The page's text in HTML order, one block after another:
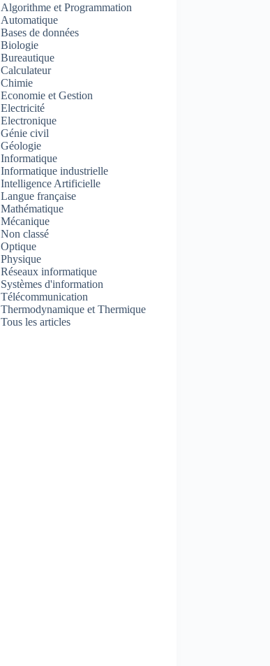
Algorithme et Programmation
Automatique
Bases de données
Biologie
Bureautique
Calculateur
Chimie
Economie et Gestion
Electricité
Electronique
Génie civil
Géologie
Informatique
Informatique industrielle
Intelligence Artificielle
Langue française
Mathématique
Mécanique
Non classé
Optique
Physique
Réseaux informatique
Systèmes d'information
Télécommunication
Thermodynamique et Thermique
Tous les articles